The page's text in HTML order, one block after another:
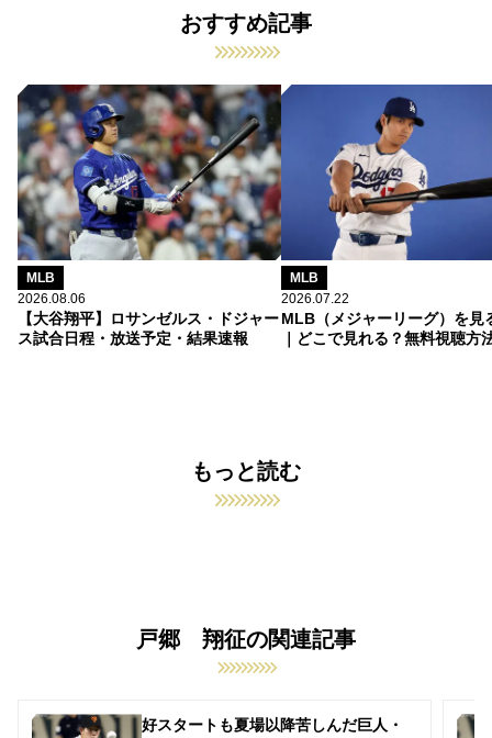
おすすめ記事
MLB
2026.08.06
【大谷翔平】ロサンゼルス・ドジャー
ス試合日程・放送予定・結果速報
MLB
2026.07.22
MLB（メジャーリーグ）を見
｜どこで見れる？無料視聴方
もっと読む
戸郷 翔征の関連記事
好スタートも夏場以降苦しんだ巨人・